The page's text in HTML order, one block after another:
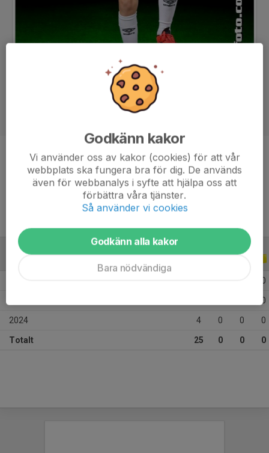
Position
-
11 år
0
0
2024 4 0 0 0
Totalt 25 0 0 0
Godkänn kakor
Vi använder oss av kakor (cookies) för att vår
webbplats ska fungera bra för dig. De används
även för webbanalys i syfte att hjälpa oss att
förbättra våra tjänster.
Så använder vi cookies
Godkänn alla kakor
Bara nödvändiga